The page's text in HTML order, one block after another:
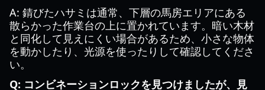
A: 錆びたハサミは通常、下層の馬房エリアにある
散らかった作業台の上に置かれています。暗い木材
と同化して見えにくい場合があるため、小さな物体
を動かしたり、光源を使ったりして確認してくださ
い。
Q: コンビネーションロックを見つけましたが、見